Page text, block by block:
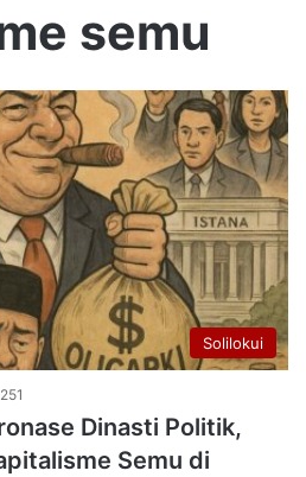
semu
Solilokui
251
Dinasti Politik,
Semu di